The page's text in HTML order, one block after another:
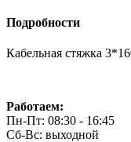
Подробности
Кабельная стяжка
Работаем:
Пн-Пт: 08:30 - 16:45
Сб-Вс: выходной